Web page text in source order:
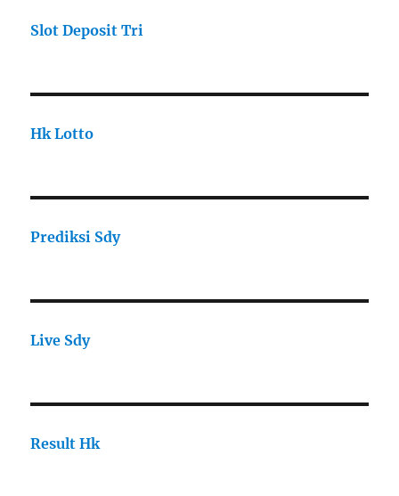
Slot Deposit Tri
Hk Lotto
Prediksi Sdy
Live Sdy
Result Hk